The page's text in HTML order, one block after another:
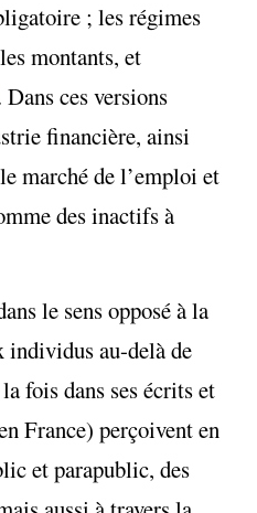
; les régimes
montants, et
Dans ces versions
financière, ainsi
marché de l’emploi et
des inactifs à
le sens opposé à la
individus au-delà de
fois dans ses écrits et
France) perçoivent en
et parapublic, des